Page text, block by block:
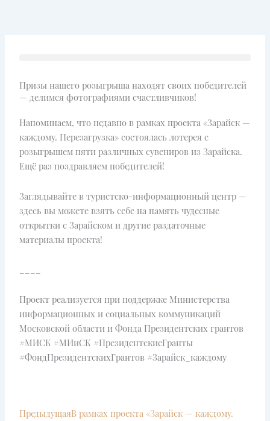
Призы нашего розыгрыша находят своих победителей
— делимся фотографиями счастливчиков!
Напоминаем, что недавно в рамках проекта «Зарайск —
каждому. Перезагрузка» состоялась лотерея с
розыгрышем пяти различных сувениров из Зарайска.
Ещё раз поздравляем победителей!
Заглядывайте в туристско-информационный центр —
здесь вы можете взять себе на память чудесные
открытки с Зарайском и другие раздаточные
материалы проекта!
Проект реализуется при поддержке Министерства
информационных и социальных коммуникаций
Московской области и Фонда Президентских грантов
#МИСК #МИиСК #ПрезидентскиеГранты
#ФондПрезидентскихГрантов #Зарайск_каждому
Prev
ПредыдущаяВ рамках проекта «Зарайск — каждому.
Next